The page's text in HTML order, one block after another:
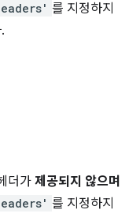
를 지정하지
더가 제공되지 않으며
를 지정하지